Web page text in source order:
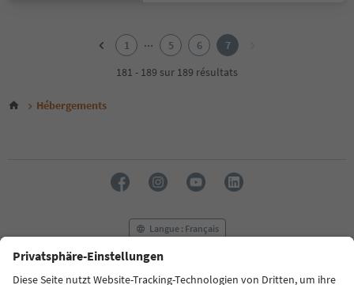
6
1 ... 5 6
7
181 - 189 sur 189 résultats
Hébergements
Langue : Français
FAQ Contactez-nous Presse MICE